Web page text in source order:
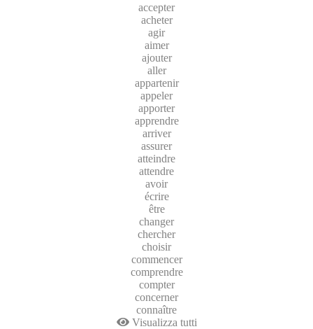
accepter
acheter
agir
aimer
ajouter
aller
appartenir
appeler
apporter
apprendre
arriver
assurer
atteindre
attendre
avoir
écrire
être
changer
chercher
choisir
commencer
comprendre
compter
concerner
connaître
Visualizza tutti